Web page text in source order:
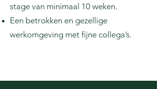
stage van minimaal 10 weken.
Een betrokken en gezellige
werkomgeving met fijne collega’s.